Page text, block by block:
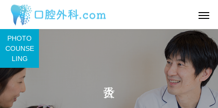
PHOTO
COUNSE
LING